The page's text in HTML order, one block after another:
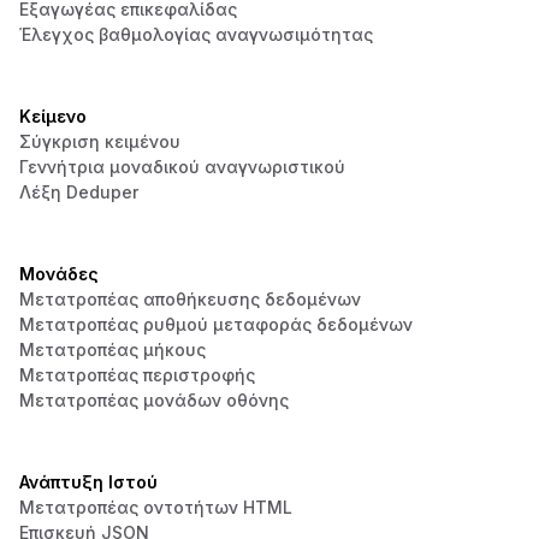
Εξαγωγέας επικεφαλίδας
Έλεγχος βαθμολογίας αναγνωσιμότητας
Κείμενο
Σύγκριση κειμένου
Γεννήτρια μοναδικού αναγνωριστικού
Λέξη Deduper
Μονάδες
Μετατροπέας αποθήκευσης δεδομένων
Μετατροπέας ρυθμού μεταφοράς δεδομένων
Μετατροπέας μήκους
Μετατροπέας περιστροφής
Μετατροπέας μονάδων οθόνης
Ανάπτυξη Ιστού
Μετατροπέας οντοτήτων HTML
Επισκευή JSON